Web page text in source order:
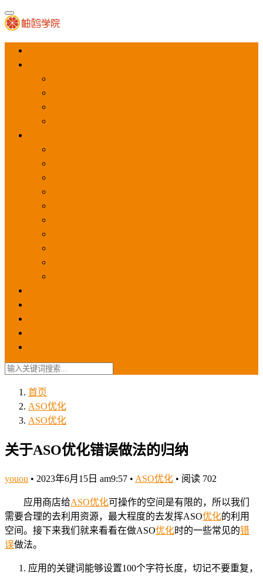
首页
ASO优化
ASO优化
关于ASO优化错误做法的归纳
youou • 2023年6月15日 am9:57 • ASO优化 • 阅读 702
应用商店给ASO优化可操作的空间是有限的，所以我们
需要合理的去利用资源，最大程度的去发挥ASO优化的利用
空间。接下来我们就来看看在做ASO优化时的一些常见的错
误做法。
应用的关键词能够设置100个字符长度，切记不要重复，